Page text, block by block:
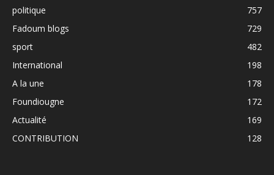
politique
757
Fadoum blogs
729
sport
482
International
198
A la une
178
Foundiougne
172
Actualité
169
CONTRIBUTION
128